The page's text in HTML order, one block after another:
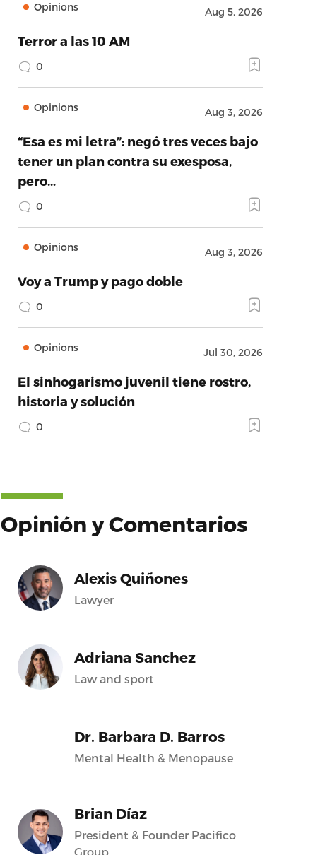
Opinions Aug 5, 2026
Terror a las 10 AM
0
Opinions Aug 3, 2026
“Esa es mi letra”: negó tres veces bajo
tener un plan contra su exesposa,
pero…
0
Opinions Aug 3, 2026
Voy a Trump y pago doble
0
Opinions Jul 30, 2026
El sinhogarismo juvenil tiene rostro,
historia y solución
0
Opinión y Comentarios
Alexis Quiñones
Lawyer
Adriana Sanchez
Law and sport
Dr. Barbara D. Barros
Mental Health & Menopause
Brian Díaz
President & Founder Pacifico
Group